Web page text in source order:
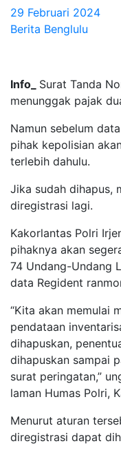
29 Februari 2024
Berita Benglulu
Info_ Surat Tanda
menunggak pajak
Namun sebelum
pihak kepolisian
terlebih dahulu.
Jika sudah dihapus,
diregistrasi lagi.
Kakorlantas Polri
pihaknya akan
74 Undang-Undang
data Regident
“Kita akan memulai
pendataan
dihapuskan,
dihapuskan sampai
surat peringatan,”
laman Humas Polri,
Menurut aturan
diregistrasi dapat